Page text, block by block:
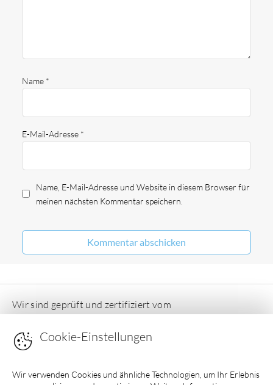
Name *
E-Mail-Adresse *
Name, E-Mail-Adresse und Website in diesem Browser für
meinen nächsten Kommentar speichern.
Wir sind geprüft und zertifiziert vom
Cookie-Einstellungen
Wir verwenden Cookies und ähnliche Technologien, um Ihr Erlebnis